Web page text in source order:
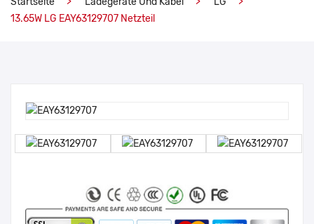
13.65W LG EAY63129707 Netzteil